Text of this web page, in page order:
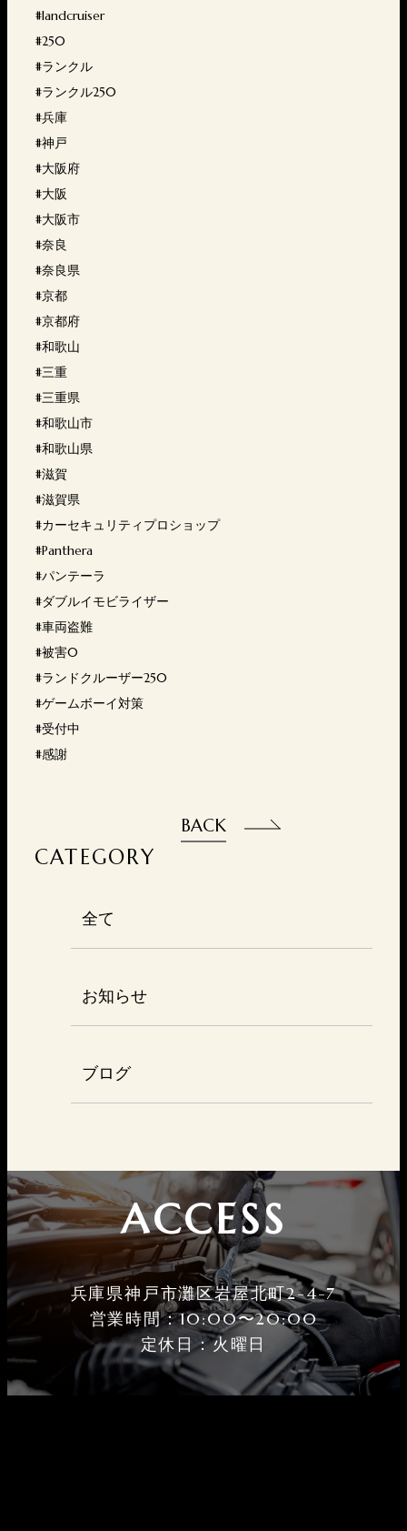
CATEGORY
全て
お知らせ
ブログ
#landcruiser
#250
#ランクル
#ランクル250
#兵庫
#神戸
#大阪府
#大阪
#大阪市
#奈良
#奈良県
#京都
#京都府
#和歌山
#三重
#三重県
#和歌山市
#和歌山県
#滋賀
#滋賀県
#カーセキュリティプロショップ
#Panthera
#パンテーラ
#ダブルイモビライザー
#車両盗難
#被害0
#ランドクルーザー250
#ゲームボーイ対策
#受付中
#感謝
BACK
ACCESS
兵庫県神戸市灘区岩屋北町2-4-7
営業時間：10:00〜20:00
定休⽇：火曜⽇